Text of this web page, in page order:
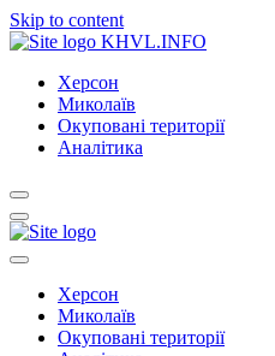
Skip to content
KHVL.INFO
Херсон
Миколаїв
Окуповані території
Аналітика
Херсон
Миколаїв
Окуповані території